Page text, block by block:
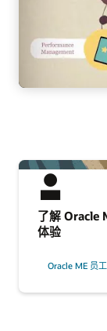
了解 Oracle
体验
Oracle ME 员